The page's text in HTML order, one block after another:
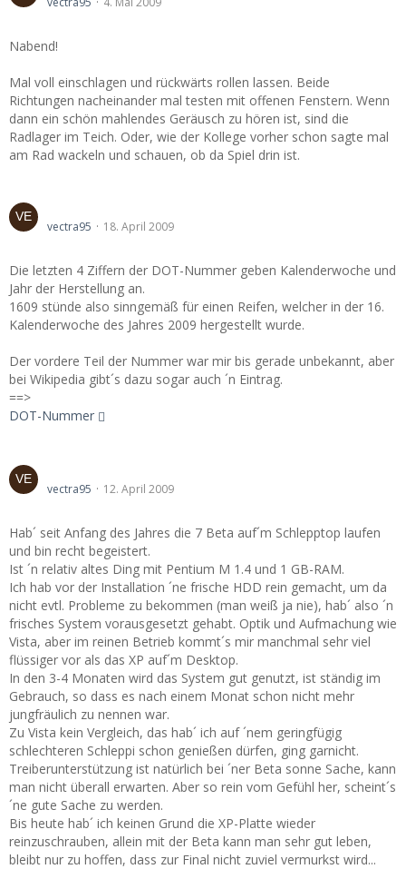
Nabend!
Mal voll einschlagen und rückwärts rollen lassen. Beide
Richtungen nacheinander mal testen mit offenen Fenstern. Wenn
dann ein schön mahlendes Geräusch zu hören ist, sind die
Radlager im Teich. Oder, wie der Kollege vorher schon sagte mal
am Rad wackeln und schauen, ob da Spiel drin ist.
vectra95 18. April 2009
Die letzten 4 Ziffern der DOT-Nummer geben Kalenderwoche und
Jahr der Herstellung an.
1609 stünde also sinngemäß für einen Reifen, welcher in der 16.
Kalenderwoche des Jahres 2009 hergestellt wurde.
Der vordere Teil der Nummer war mir bis gerade unbekannt, aber
bei Wikipedia gibt´s dazu sogar auch ´n Eintrag.
==>
DOT-Nummer
vectra95 12. April 2009
Hab´ seit Anfang des Jahres die 7 Beta auf´m Schlepptop laufen
und bin recht begeistert.
Ist ´n relativ altes Ding mit Pentium M 1.4 und 1 GB-RAM.
Ich hab vor der Installation ´ne frische HDD rein gemacht, um da
nicht evtl. Probleme zu bekommen (man weiß ja nie), hab´ also ´n
frisches System vorausgesetzt gehabt. Optik und Aufmachung wie
Vista, aber im reinen Betrieb kommt´s mir manchmal sehr viel
flüssiger vor als das XP auf´m Desktop.
In den 3-4 Monaten wird das System gut genutzt, ist ständig im
Gebrauch, so dass es nach einem Monat schon nicht mehr
jungfräulich zu nennen war.
Zu Vista kein Vergleich, das hab´ ich auf ´nem geringfügig
schlechteren Schleppi schon genießen dürfen, ging garnicht.
Treiberunterstützung ist natürlich bei ´ner Beta sonne Sache, kann
man nicht überall erwarten. Aber so rein vom Gefühl her, scheint´s
´ne gute Sache zu werden.
Bis heute hab´ ich keinen Grund die XP-Platte wieder
reinzuschrauben, allein mit der Beta kann man sehr gut leben,
bleibt nur zu hoffen, dass zur Final nicht zuviel vermurkst wird...